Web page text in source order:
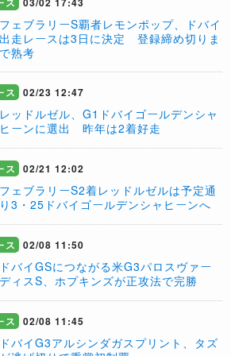
フェブラリーS覇者レモンポップ、ドバイ
出走レースは3日に決定 登録締め切りま
で熟考
ス 02/23 12:47
レッドルゼル、G1ドバイゴールデンシャ
ヒーンに選出 昨年は2着好走
ス 02/21 12:02
フェブラリーS2着レッドルゼルは予定通
り3・25ドバイゴールデンシャヒーンへ
ス 02/08 11:50
ドバイGSにつながる米G3パロスヴァー
ディスS、ホプキンズが正攻法で完勝
ス 02/08 11:45
ドバイG3アルシンダガスプリント、タズ